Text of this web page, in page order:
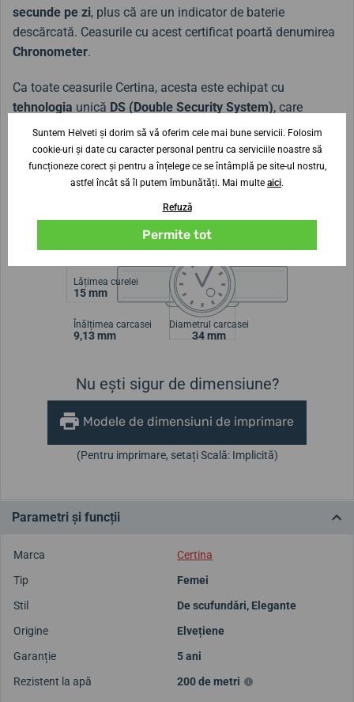
secunde pe zi, plus că are un indicator de baterie
descărcată. Ceasurile cu acest certificat poartă denumirea
Chronometer.
Ca toate ceasurile Certina, acesta este echipat cu
tehnologia unică DS (Double Security System), care
sporește durabilitatea, rezistența la șocuri și fiabilitatea
rezistenței la apă a ceasului (1. cristal de safir întărit, 2.
sigiliu pe arborele coroanei, 3. sigiliu dublu pe coroană, 4.
sigiliu special pe capacul din spate, 5. capacul din spate
Lățimea curelei
15 mm
Înălțimea carcasei
9,13 mm
Diametrul carcasei
34 mm
Nu ești sigur de dimensiune?
Modele de dimensiuni de imprimare
(Pentru imprimare, setați Scală: Implicită)
Parametri și funcții
Marca
Certina
Tip
Femei
Stil
De scufundări, Elegante
Origine
Elvețiene
Garanție
5 ani
Rezistent la apă
200 de metri
Suntem Helveti și dorim să vă oferim cele mai bune servicii. Folosim
cookie-uri și date cu caracter personal pentru ca serviciile noastre să
funcționeze corect și pentru a înțelege ce se întâmplă pe site-ul nostru,
astfel încât să îl putem îmbunătăți. Mai multe aici.
Refuză
Permite tot